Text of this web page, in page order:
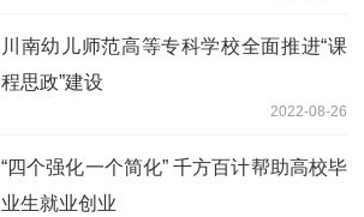
川南幼儿师范高等专科学校全面推进“课
程思政”建设
2022-08-26
“四个强化一个简化” 千方百计帮助高校毕
业生就业创业